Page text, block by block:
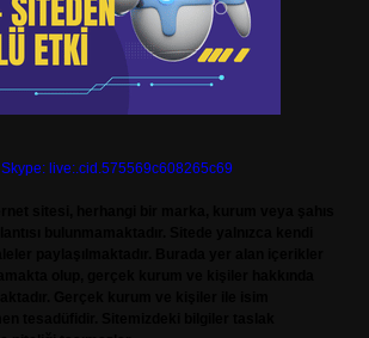
Skype: live:.cid.575569c608265c69